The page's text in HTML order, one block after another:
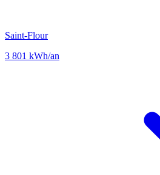
Saint-Flour
3 801 kWh/an